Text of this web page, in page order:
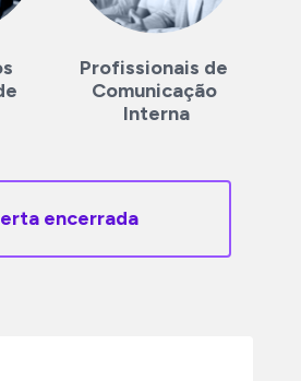
Profissionais de
Comunicação
Interna
encerrada